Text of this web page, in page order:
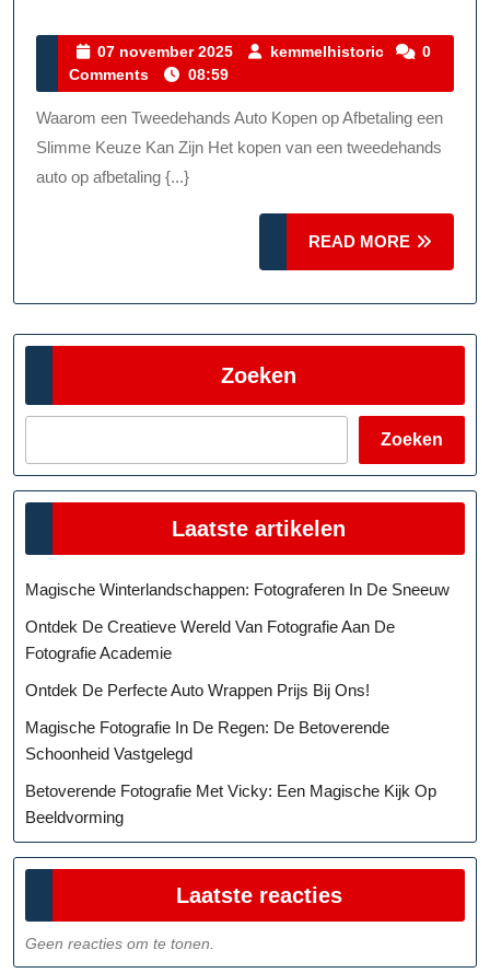
Een
Auto
Kopen
Afbetaling:
Financiële
Flexibiliteit
En
Gemak
07 november 2025
07
2025
kemmelhistoric
0
Comments
08:59
Waarom een Tweedehands Auto Kopen op Afbetaling een
Slimme Keuze Kan Zijn Het kopen van een tweedehands
auto op afbetaling {...}
READ MORE
MORE
Zoeken
Zoeken
Laatste artikelen
Magische Winterlandschappen: Fotograferen In De Sneeuw
Ontdek De Creatieve Wereld Van Fotografie Aan De
Fotografie Academie
Ontdek De Perfecte Auto Wrappen Prijs Bij Ons!
Magische Fotografie In De Regen: De Betoverende
Schoonheid Vastgelegd
Betoverende Fotografie Met Vicky: Een Magische Kijk Op
Beeldvorming
Laatste reacties
Geen reacties om te tonen.